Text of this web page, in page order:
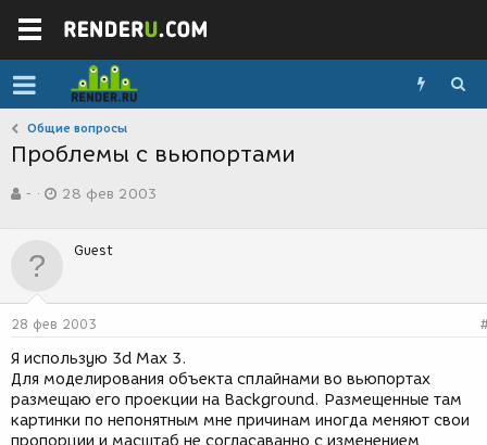
Общие вопросы
Проблемы с вьюпортами
в
р
м
-
а
д
н
и
я
28 фев 2003
Guest
28 фев 2003
Я использую 3d Max 3.
Для моделирования объекта сплайнами во вьюпортах
размещаю его проекции на Background. Размещенные там
картинки по непонятным мне причинам иногда меняют свои
пропорции и масштаб не согласаванно с изменением